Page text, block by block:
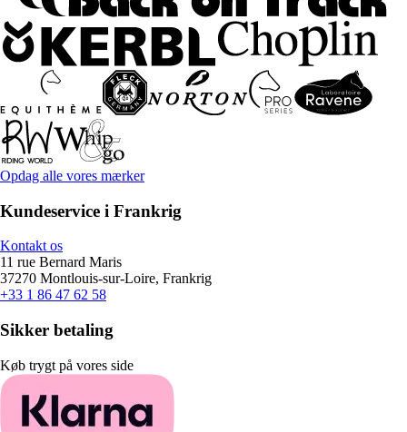
Opdag alle vores mærker
Kundeservice i Frankrig
Kontakt os
11 rue Bernard Maris
37270 Montlouis-sur-Loire, Frankrig
+33 1 86 47 62 58
Sikker betaling
Køb trygt på vores side